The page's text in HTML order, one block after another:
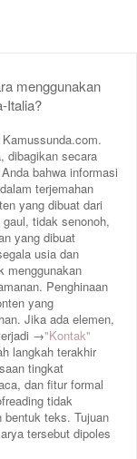
menggunakan
Italia?
dibagikan secara
bahwa informasi
terjemahan
yang dibuat dari
tidak senonoh,
yang dibuat
usia dan
menggunakan
Penghinaan
yang
Jika ada elemen,
→"Kontak"
langkah terakhir
tingkat
dan fitur formal
tidak
teks. Tujuan
tersebut dipoles